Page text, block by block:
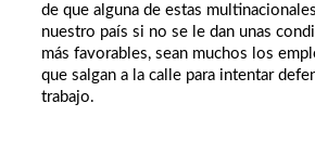
de que alguna de estas
nuestro país si no se le dan unas
más favorables, sean muchos los
que salgan a la calle para intentar
trabajo.